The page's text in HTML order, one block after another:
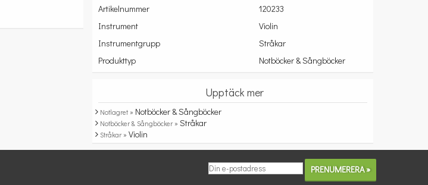
Artikelnummer
120233
Instrument
Violin
Instrumentgrupp
Stråkar
Produkttyp
Notböcker & Sångböcker
Upptäck mer
Notlagret » Notböcker & Sångböcker
Notböcker & Sångböcker »Stråkar
Stråkar »Violin